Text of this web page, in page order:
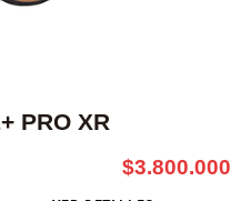
PRO XR
$3.800.000